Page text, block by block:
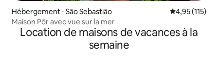
Hébergement ⋅ São Sebastião Évaluation
4,95 (115)
Maison Pôr avec vue sur la mer
Location de maisons de vacances à la
semaine